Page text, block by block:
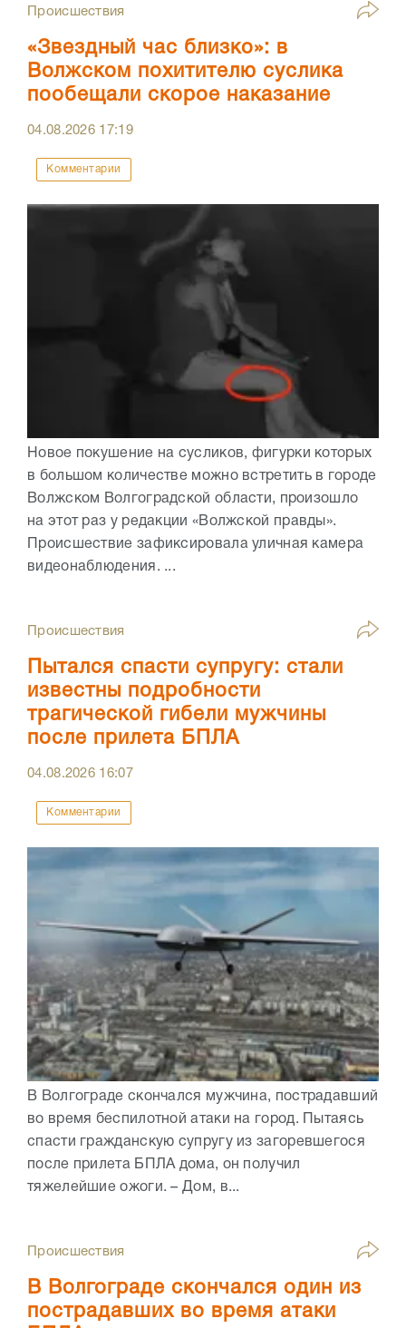
Происшествия
«Звездный час близко»: в
Волжском похитителю суслика
пообещали скорое наказание
04.08.2026 17:19
Комментарии
Новое покушение на сусликов, фигурки которых
в большом количестве можно встретить в городе
Волжском Волгоградской области, произошло
на этот раз у редакции «Волжской правды».
Происшествие зафиксировала уличная камера
видеонаблюдения. ...
Происшествия
Пытался спасти супругу: стали
известны подробности
трагической гибели мужчины
после прилета БПЛА
04.08.2026 16:07
Комментарии
В Волгограде скончался мужчина, пострадавший
во время беспилотной атаки на город. Пытаясь
спасти гражданскую супругу из загоревшегося
после прилета БПЛА дома, он получил
тяжелейшие ожоги. – Дом, в...
Происшествия
В Волгограде скончался один из
пострадавших во время атаки